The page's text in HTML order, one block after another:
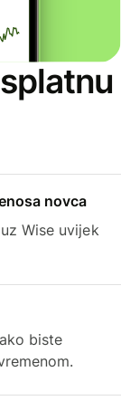
novca
Wise uvijek
biste